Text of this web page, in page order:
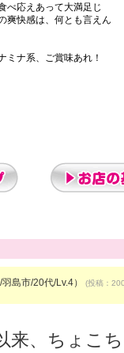
べ応えあって大満足じ
爽快感は、何とも言えん
ミナ系、ご賞味あれ！
島市/20代/Lv.4） (投稿：
来、ちょこ